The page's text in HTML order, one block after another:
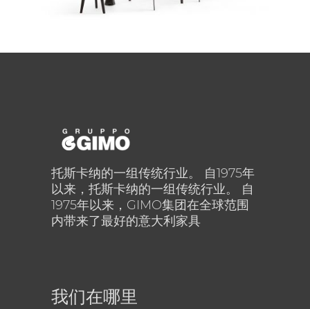
Valentina
托斯卡纳的一组传统行业。 自1975年
以来，托斯卡纳的一组传统行业。 自
1975年以来，GIMO集团在全球范围
内带来了最好的意大利家具
我们在哪里